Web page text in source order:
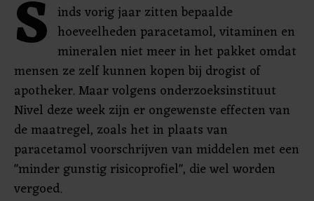
S inds vorig jaar zitten bepaalde
hoeveelheden paracetamol, vitaminen en
mineralen niet meer in het pakket omdat
mensen ze zelf kunnen kopen bij drogist of
apotheker. Maar volgens onderzoeksinstituut
Nivel deze week zijn er ongewenste effecten van
de maatregel, zoals het in plaats van
paracetamol voorschrijven van middelen met een
"minder gunstig risicoprofiel", die wel worden
vergoed.